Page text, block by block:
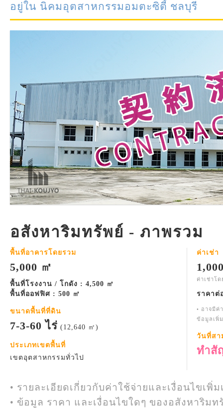
อยู่ใน นิคมอุตสาหกรรมอมตะซิตี้ ชลบุรี
อสังหาริมทรัพย์ - ภาพรวม
พื้นที่อาคารโดยรวม
5,000 ㎡
พื้นที่โรงงาน / โกดัง : 4,500 ㎡
พื้นที่ออฟฟิศ : 500 ㎡
ขนาดพื้นที่ที่ดิน
7-3-60 ไร่ (12,640 ㎡)
ประเภทเขตพื้นที่
เขตอุตสาหกรรมทั่วไป
ค่าเช่า
ค่าเช่าโ
ราคาต่
• อาจมีค่
ข้อมูลเพิ่
วันที่สา
ทำสั
• รายละเอียดเกี่ยวกับค่าใช้จ่ายและเงื่อนไขเ
• ข้อมูล ราคา และเงื่อนไขใดๆ ของอสังหาริม